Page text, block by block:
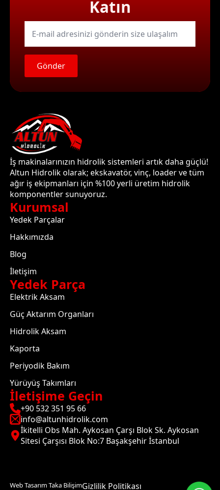
Katın
E-
mail
Gönder
İş makinalarınızın hidrolik sistemleri artık daha güçlü!
Altun Hidrolik olarak; ekskavatör, vinç, loader ve tüm
ağır iş ekipmanları için %100 yerli üretim hidrolik
komponentler sunuyoruz.
Kurumsal
Yedek Parçalar
Hakkımızda
Blog
İletişim
Yedek Parça
Elektrik Aksam
Güç Aktarım Organları
Hidrolik Aksam
Kaporta
Periyodik Bakım
Yürüyüş Takımları
İletişime Geçin
+90 532 351 95 66
info@altunhidrolik.com
İkitelli Obs Mah. Aykosan Çarşı Blok Sk. Aykosan
Sitesi Çarşısı Blok No:7 Başakşehir İstanbul
Web Tasarım Taka BilişimGizlilik Politikası